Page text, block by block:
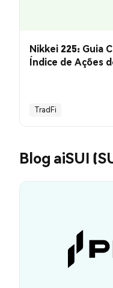
Nikkei 225: Guia
Índice de Ações
TradFi
Blog aiSUI